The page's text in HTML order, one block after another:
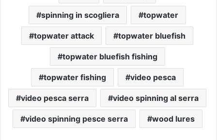
spinning in scogliera topwater
topwater attack topwater bluefish
topwater bluefish fishing
topwater fishing video pesca
video pesca serra video spinning al serra
video spinning pesce serra wood lures